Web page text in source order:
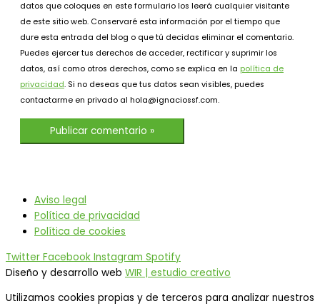
datos que coloques en este formulario los leerá cualquier visitante
de este sitio web. Conservaré esta información por el tiempo que
dure esta entrada del blog o que tú decidas eliminar el comentario.
Puedes ejercer tus derechos de acceder, rectificar y suprimir los
datos, así como otros derechos, como se explica en la política de
privacidad. Si no deseas que tus datos sean visibles, puedes
contactarme en privado al hola@ignaciossf.com.
Aviso legal
Política de privacidad
Política de cookies
Twitter Facebook Instagram Spotify
Diseño y desarrollo web WIR | estudio creativo
Utilizamos cookies propias y de terceros para analizar nuestros